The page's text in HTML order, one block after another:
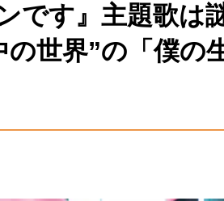
です』主題歌は
世界”の「僕の